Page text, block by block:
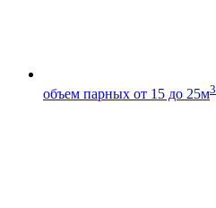
объем парных от 15 до 25м3